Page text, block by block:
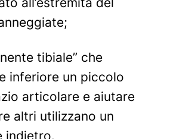
tibiale” che
inferiore un piccolo
articolare e aiutare
altri utilizzano un
indietro.